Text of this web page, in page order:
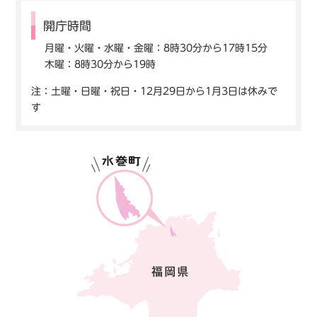
開庁時間
月曜・火曜・水曜・金曜：8時30分から17時15分
木曜：8時30分から19時
注：土曜・日曜・祝日・12月29日から1月3日は休みで
す